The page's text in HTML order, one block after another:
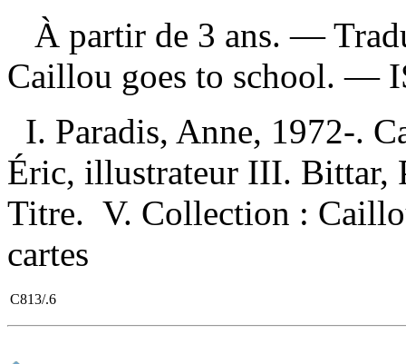
À partir de 3 ans. —
Caillou goes to school. —
I. Paradis, Anne, 1972-.
Éric, illustrateur III. Bittar,
Titre. V. Collection :
cartes
C813/.6